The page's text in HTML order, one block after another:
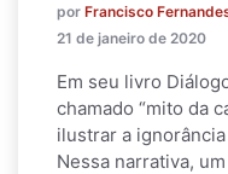
por Francisco
21 de janeiro de 2020
Em seu livro
chamado “mito da
ilustrar a
Nessa narrativa,